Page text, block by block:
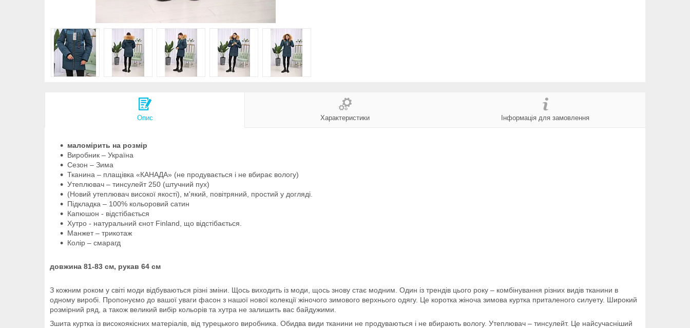
Опис Характеристики Інформація для замовлення
маломірить на розмір
Виробник – Україна
Сезон – Зима
Тканина – плащівка «КАНАДА» (не продувається і не вбирає вологу)
Утеплювач – тинсулейт 250 (штучний пух)
(Новий утеплювач високої якості), м'який, повітряний, простий у догляді.
Підкладка – 100% кольоровий сатин
Капюшон - відстібається
Хутро - натуральний єнот Finland, що відстібається.
Манжет – трикотаж
Колір – смарагд
довжина 81-83 см, рукав 64 см
З кожним роком у світі моди відбуваються різні зміни. Щось виходить із моди, щось знову стає модним. Один із трендів цього року – комбінування різних видів тканини в
одному виробі. Пропонуємо до вашої уваги фасон з нашої нової колекції жіночого зимового верхнього одягу. Це коротка жіноча зимова куртка приталеного силуету. Широкий
розмірний ряд, а також великий вибір кольорів та хутра не залишить вас байдужими.
Зшита куртка із високоякісних матеріалів, від турецького виробника. Обидва види тканини не продуваються і не вбирають вологу. Утеплювач – тинсулейт. Це найсучасніший